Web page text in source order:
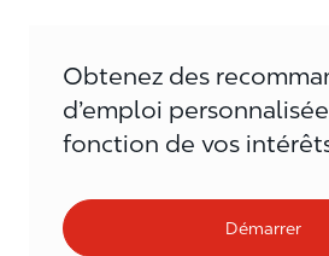
Obtenez des
d’emploi
fonction de vos
Démarrer